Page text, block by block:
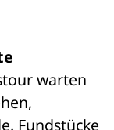
warten
Fundstücke